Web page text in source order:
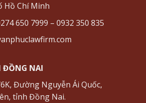
Hồ Chí Minh
650 7999 – 0932 350 835
ĐỒNG NAI
Đường Nguyễn Ái Quốc,
tỉnh Đồng Nai.